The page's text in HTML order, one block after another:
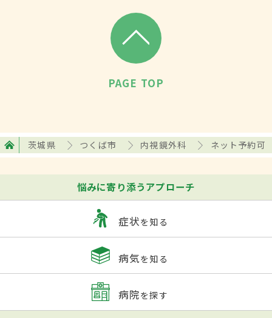
PAGE TOP
茨城県 つくば市 内視鏡外科 ネット予約可
悩みに寄り添うアプローチ
症状を知る
病気を知る
病院を探す